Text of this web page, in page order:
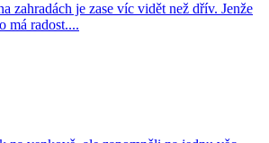
zahradách je zase víc vidět než dřív. Jenže
má radost....